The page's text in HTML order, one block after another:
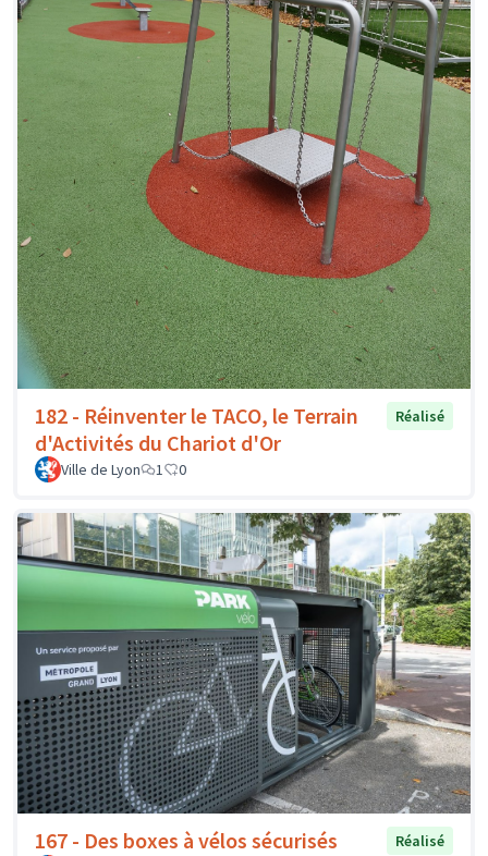
182 - Réinventer le TACO, le Terrain
d'Activités du Chariot d'Or
Réalisé
Ville de Lyon 1 0
167 - Des boxes à vélos sécurisés
Réalisé